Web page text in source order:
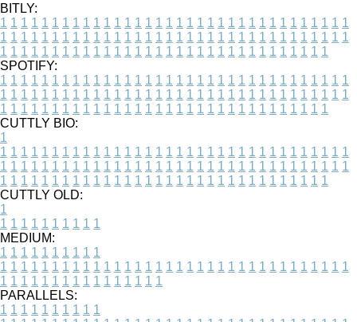
BITLY:
1 1 1 1 1 1 1 1 1 1 1 1 1 1 1 1 1 1 1 1 1 1 1 1 1 1 1 1 1 1 1 1 1 1
1 1 1 1 1 1 1 1 1 1 1 1 1 1 1 1 1 1 1 1 1 1 1 1 1 1 1 1 1 1 1 1 1 1
1 1 1 1 1 1 1 1 1 1 1 1 1 1 1 1 1 1 1 1 1 1 1 1 1 1 1 1 1 1 1 1
SPOTIFY:
1 1 1 1 1 1 1 1 1 1 1 1 1 1 1 1 1 1 1 1 1 1 1 1 1 1 1 1 1 1 1 1 1 1
1 1 1 1 1 1 1 1 1 1 1 1 1 1 1 1 1 1 1 1 1 1 1 1 1 1 1 1 1 1 1 1 1 1
1 1 1 1 1 1 1 1 1 1 1 1 1 1 1 1 1 1 1 1 1 1 1 1 1 1 1 1 1 1 1 1
CUTTLY BIO:
1
1 1 1 1 1 1 1 1 1 1 1 1 1 1 1 1 1 1 1 1 1 1 1 1 1 1 1 1 1 1 1 1 1 1
1 1 1 1 1 1 1 1 1 1 1 1 1 1 1 1 1 1 1 1 1 1 1 1 1 1 1 1 1 1 1 1 1 1
1 1 1 1 1 1 1 1 1 1 1 1 1 1 1 1 1 1 1 1 1 1 1 1 1 1 1 1 1 1 1 1
CUTTLY OLD:
1
1 1 1 1 1 1 1 1 1 1
MEDIUM:
1 1 1 1 1 1 1 1 1 1
1 1 1 1 1 1 1 1 1 1 1 1 1 1 1 1 1 1 1 1 1 1 1 1 1 1 1 1 1 1 1 1 1 1
1 1 1 1 1 1 1 1 1 1 1 1 1 1 1 1
PARALLELS:
1 1 1 1 1 1 1 1 1 1